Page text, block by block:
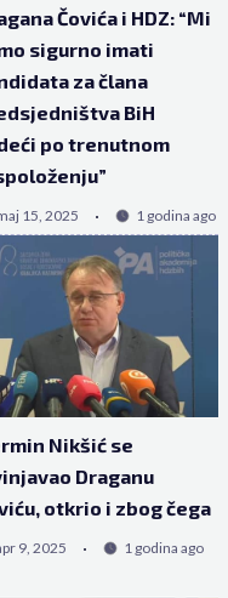
Čovića i HDZ: “Mi
sigurno imati
za člana
BiH
po trenutnom
15, 2025 1 godina ago
Nikšić se
Draganu
otkrio i zbog čega
9, 2025 1 godina ago